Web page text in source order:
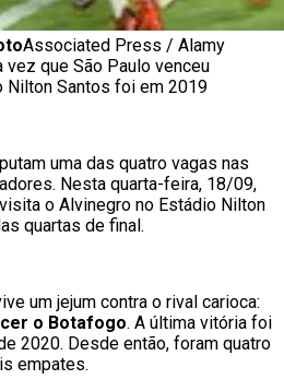
Associated Press / Alamy
que São Paulo venceu
Nilton Santos foi em 2019
uma das quatro vagas nas
Nesta quarta-feira, 18/09,
o Alvinegro no Estádio Nilton
quartas de final.
um jejum contra o rival carioca:
o Botafogo. A última vitória foi
2020. Desde então, foram quatro
empates.